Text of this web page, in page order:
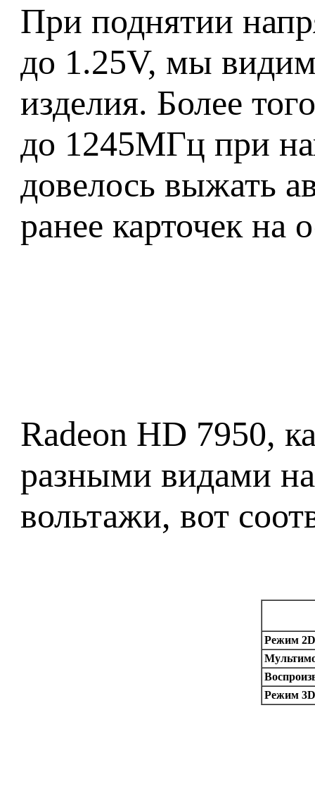
При поднятии
до 1.25V, мы
изделия. Более
до 1245МГц при
довелось выжать
ранее карточек на
Radeon HD 7950,
разными видами
вольтажи, вот
Режим 2D
Режим 3D